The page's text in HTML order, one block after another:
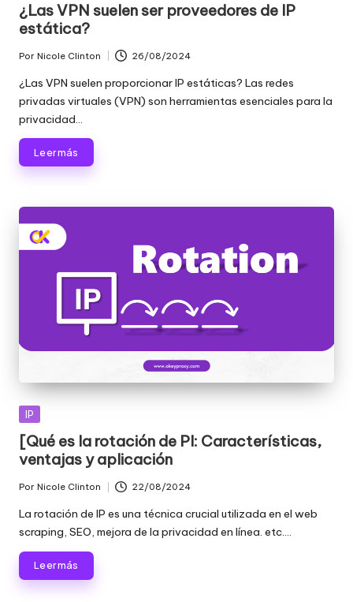
¿Las VPN suelen ser proveedores de IP
estática?
Publicado
por
Por Nicole Clinton 26/08/2024
¿Las VPN suelen proporcionar IP estáticas? Las redes
privadas virtuales (VPN) son herramientas esenciales para la
privacidad...
Leer más
Publicada
IP
[Qué es la rotación de PI: Características,
ventajas y aplicación
por
Por Nicole Clinton 22/08/2024
La rotación de IP es una técnica crucial utilizada en el web
scraping, SEO, mejora de la privacidad en línea. etc....
Leer más